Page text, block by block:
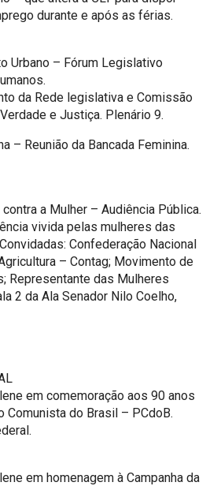
durante e após as férias.
Urbano – Fórum Legislativo
da Rede legislativa e Comissão
e Justiça. Plenário 9.
– Reunião da Bancada Feminina.
a Mulher – Audiência Pública.
vivida pelas mulheres das
Confederação Nacional
– Contag; Movimento de
Representante das Mulheres
2 da Ala Senador Nilo Coelho,
em comemoração aos 90 anos
Comunista do Brasil – PCdoB.
em homenagem à Campanha da